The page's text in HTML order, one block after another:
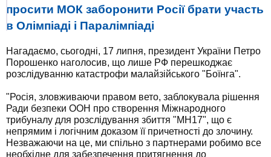
просити МОК заборонити Росії брати участь
в Олімпіаді і Паралімпіаді
Нагадаємо, сьогодні, 17 липня, президент України Петро
Порошенко наголосив, що лише РФ перешкоджає
розслідуванню катастрофи малайзійського "Боїнга".
"Росія, зловживаючи правом вето, заблокувала рішення
Ради безпеки ООН про створення Міжнародного
трибуналу для розслідування збиття "МН17", що є
непрямим і логічним доказом її причетності до злочину.
Незважаючи на це, ми спільно з партнерами робимо все
необхідне для забезпечення притягнення до